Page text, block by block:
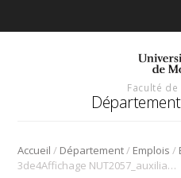
Faculté
Accueil / Département/ Emplois /
3de4Affichage NUT2057_auxiliaire_H2026